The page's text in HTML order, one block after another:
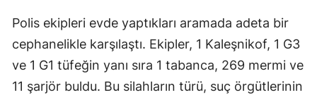
Polis ekipleri evde yaptıkları aramada adeta bir
cephanelikle karşılaştı. Ekipler, 1 Kaleşnikof, 1 G3
ve 1 G1 tüfeğin yanı sıra 1 tabanca, 269 mermi ve
11 şarjör buldu. Bu silahların türü, suç örgütlerinin